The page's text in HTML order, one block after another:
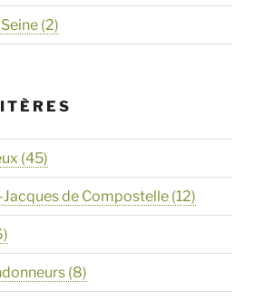
(2)
(45)
Jacques de Compostelle (12)
(8)